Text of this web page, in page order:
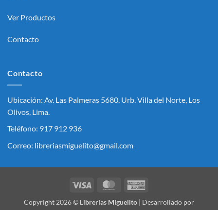
Ver Productos
Contacto
Contacto
Ubicación: Av. Las Palmeras 5680. Urb. Villa del Norte, Los
Olivos, Lima.
Teléfono: 917 912 936
Correo: libreriasmiguelito@gmail.com
Visa MasterCard
Copyright 2026 © Librerias Miguelito | Desarrollado por